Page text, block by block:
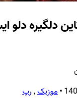
دلگیره
•موزیک,رپ